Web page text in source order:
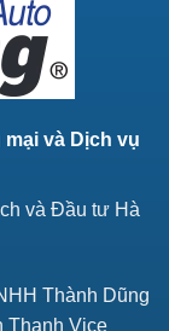
và Dịch vụ
và Đầu tư Hà
Thành Dũng
Thanh Vice